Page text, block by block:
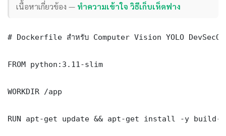
เนื้อหาเกี่ยวข้อง — ทำความเข้าใจ วิธีเก็บเห็ดฟาง
# Dockerfile สำหรับ Computer Vision YOLO
FROM python:3.11-slim
WORKDIR /app
RUN apt-get update && apt-get install -y